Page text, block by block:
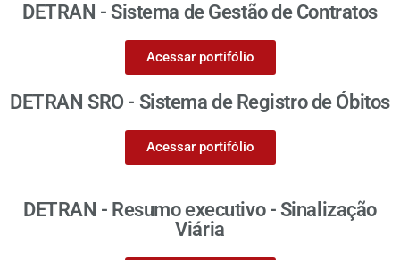
DETRAN - Sistema de Gestão de Contratos
Acessar portifólio
DETRAN SRO - Sistema de Registro de Óbitos
Acessar portifólio
DETRAN - Resumo executivo - Sinalização
Viária